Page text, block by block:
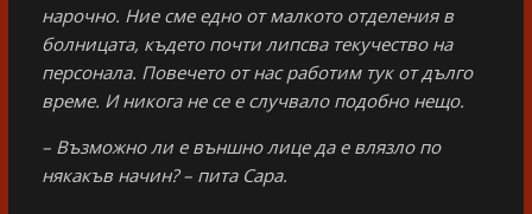
нарочно. Ние сме едно от малкото отделения в
болницата, където почти липсва текучество на
персонала. Повечето от нас работим тук от дълго
време. И никога не се е случвало подобно нещо.
– Възможно ли е външно лице да е влязло по
някакъв начин? – пита Сара.